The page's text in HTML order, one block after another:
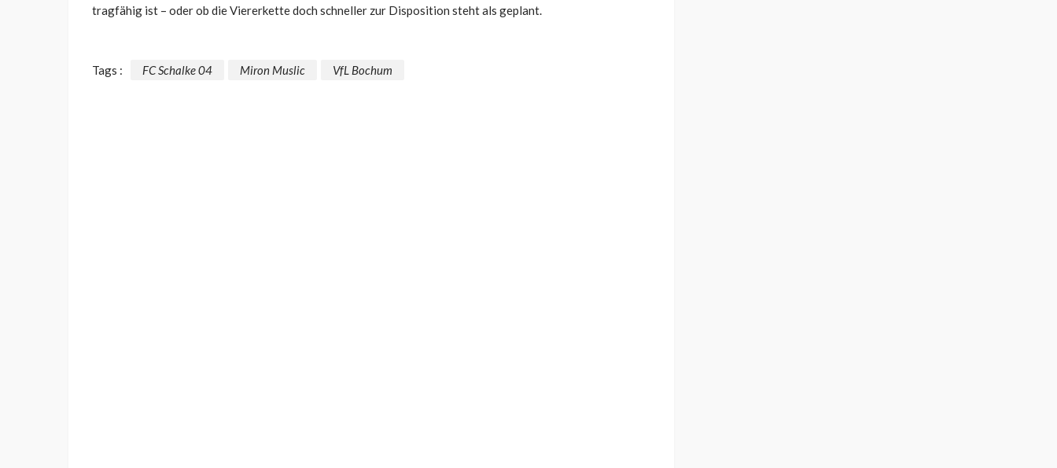
tragfähig ist – oder ob die Viererkette doch schneller zur Disposition steht als geplant.
Tags : FC Schalke 04 Miron Muslic VfL Bochum